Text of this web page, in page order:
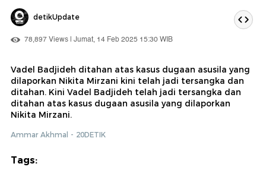
detikUpdate
78,897 Views | Jumat, 14 Feb 2025 15:30 WIB
Vadel Badjideh ditahan atas kasus dugaan asusila yang
dilaporkan Nikita Mirzani kini telah jadi tersangka dan
ditahan. Kini Vadel Badjideh telah jadi tersangka dan
ditahan atas kasus dugaan asusila yang dilaporkan
Nikita Mirzani.
Ammar Akhmal - 20DETIK
Tags: